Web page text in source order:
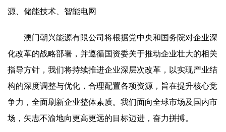
源、储能技术、智能电网
澳门朝兴能源有限公司将根据党中央和国务院对企业深
化改革的战略部署，并遵循国资委关于推动企业壮大的相关
指导方针，我们将持续推进企业深层次改革，以实现产业结
构的深度调整与优化，合理配置各项资源，旨在提升核心竞
争力，全面刷新企业整体素质。我们面向全球市场及国内市
场，矢志不渝地向更高更远的目标迈进，奋力拼搏。